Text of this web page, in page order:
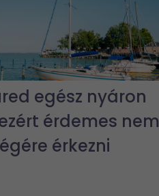
egész nyáron
ezért érdemes nem
érkezni